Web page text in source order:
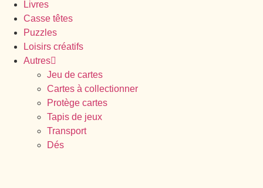
Livres
Casse têtes
Puzzles
Loisirs créatifs
Autres
Jeu de cartes
Cartes à collectionner
Protège cartes
Tapis de jeux
Transport
Dés